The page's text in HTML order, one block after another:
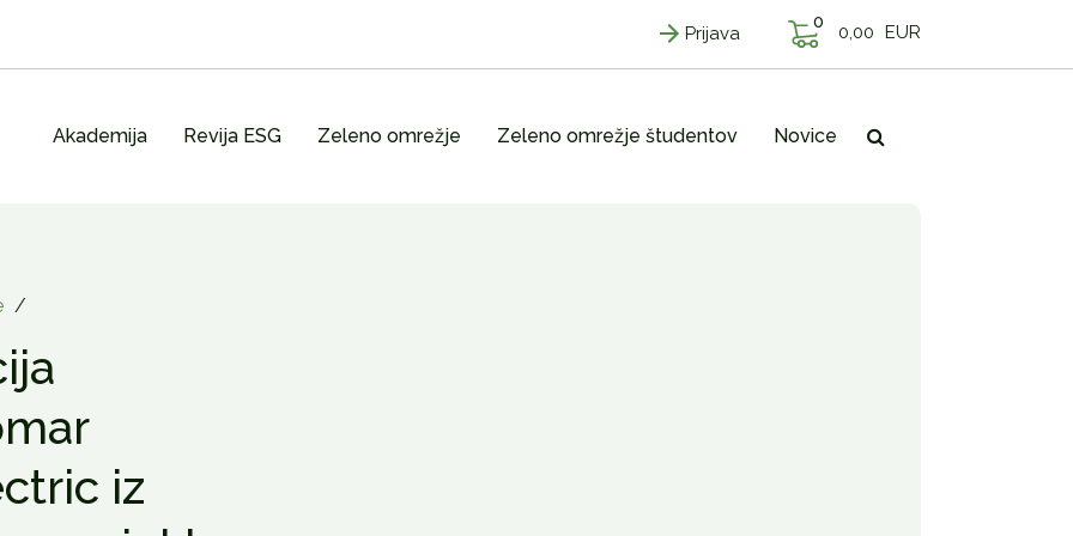
Prijava
0 0,00 EUR
Akademija Revija ESG Zeleno omrežje Zeleno omrežje študentov Novice
/
iz